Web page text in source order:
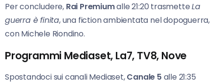
Per concludere, Rai Premiumalle 21:20 trasmetteLa
guerra è finita, una fiction ambientata nel dopoguerra,
con Michele Riondino.
Programmi Mediaset, La7, TV8, Nove
Spostandoci sui canali Mediaset,Canale 5 alle 21:35